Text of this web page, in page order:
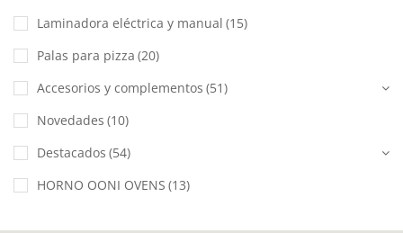
Laminadora eléctrica y manual (15)
Palas para pizza (20)
Accesorios y complementos (51)
Novedades (10)
Destacados (54)
HORNO OONI OVENS (13)